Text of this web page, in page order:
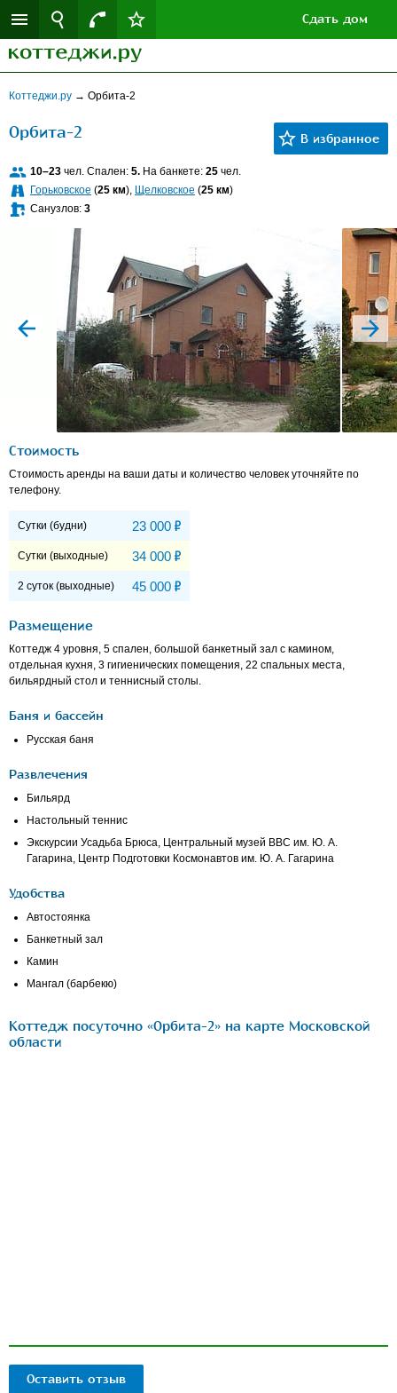
Сдать дом
Коттеджи.ру → Орбита-2
Орбита-2
10–23 чел. Спален: 5. На банкете: 25 чел.
Горьковское (25 км), Щелковское (25 км)
Санузлов: 3
next
Стоимость
Стоимость аренды на ваши даты и количество человек уточняйте по
телефону.
Сутки (будни) 23 000 Р
Сутки (выходные) 34 000 Р
2 суток (выходные) 45 000 Р
Размещение
Коттедж 4 уровня, 5 спален, большой банкетный зал с камином,
отдельная кухня, 3 гигиенических помещения, 22 спальных места,
бильярдный стол и теннисный столы.
Баня и бассейн
Русская баня
Развлечения
Бильярд
Настольный теннис
Экскурсии Усадьба Брюса, Центральный музей ВВС им. Ю. А.
Гагарина, Центр Подготовки Космонавтов им. Ю. А. Гагарина
Удобства
Автостоянка
Банкетный зал
Камин
Мангал (барбекю)
Коттедж посуточно «Орбита-2» на карте Московской
области
Оставить отзыв